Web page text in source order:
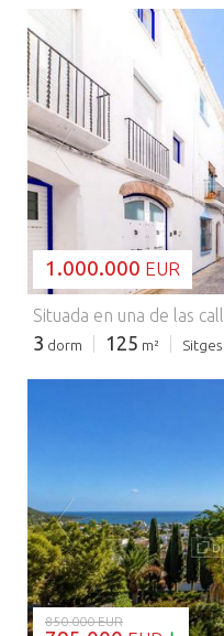
1.000.000 EUR
3 dorm 125 m² Sitges
850.000 EUR